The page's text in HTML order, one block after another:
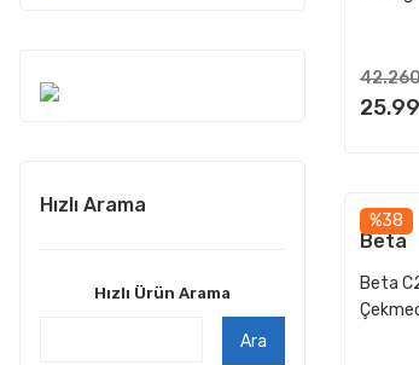
Hızlı Arama
Hızlı Ürün Arama
Ara
%38
Beta
Beta